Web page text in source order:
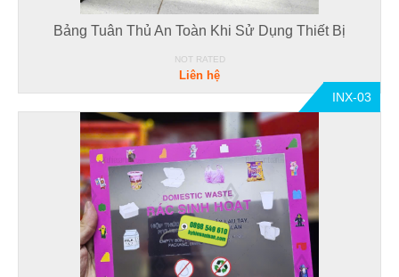
Bảng Tuân Thủ An Toàn Khi Sử Dụng Thiết Bị
NOT RATED
Liên hệ
INX-03